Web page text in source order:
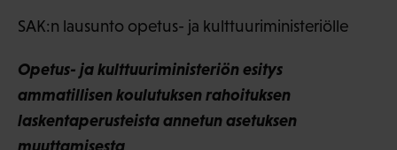
SAK:n lausunto opetus- ja kulttuuriministeriölle
Opetus- ja kulttuuriministeriön esitys
ammatillisen koulutuksen rahoituksen
laskentaperusteista annetun asetuksen
muuttamisesta